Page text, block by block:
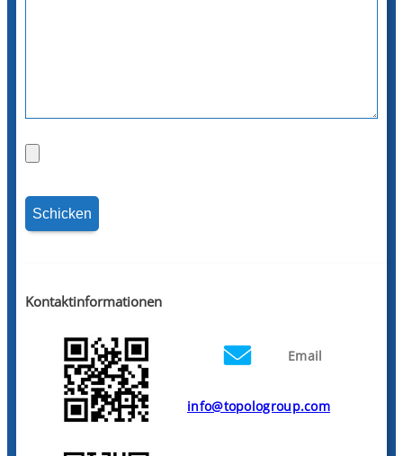
Kontaktinformationen
Email
info@topologroup.com